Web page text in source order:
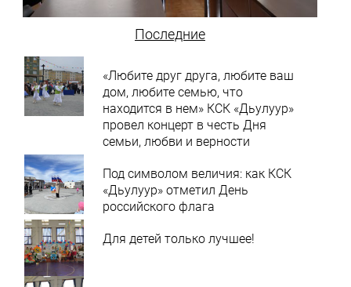
Последние
«Любите друг друга, любите ваш
дом, любите семью, что
находится в нем» КСК «Дьулуур»
провел концерт в честь Дня
семьи, любви и верности
Под символом величия: как КСК
«Дьулуур» отметил День
российского флага
Для детей только лучшее!